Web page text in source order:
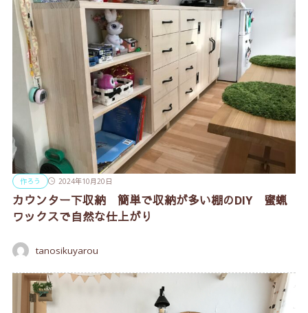
作ろう 2024年10月20日
カウンター下収納 簡単で収納が多い棚のDIY 蜜蝋
ワックスで自然な仕上がり
tanosikuyarou